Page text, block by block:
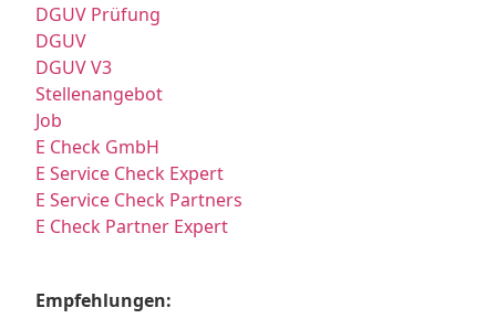
DGUV Prüfung
DGUV
DGUV V3
Stellenangebot
Job
E Check GmbH
E Service Check Expert
E Service Check Partners
E Check Partner Expert
Empfehlungen: